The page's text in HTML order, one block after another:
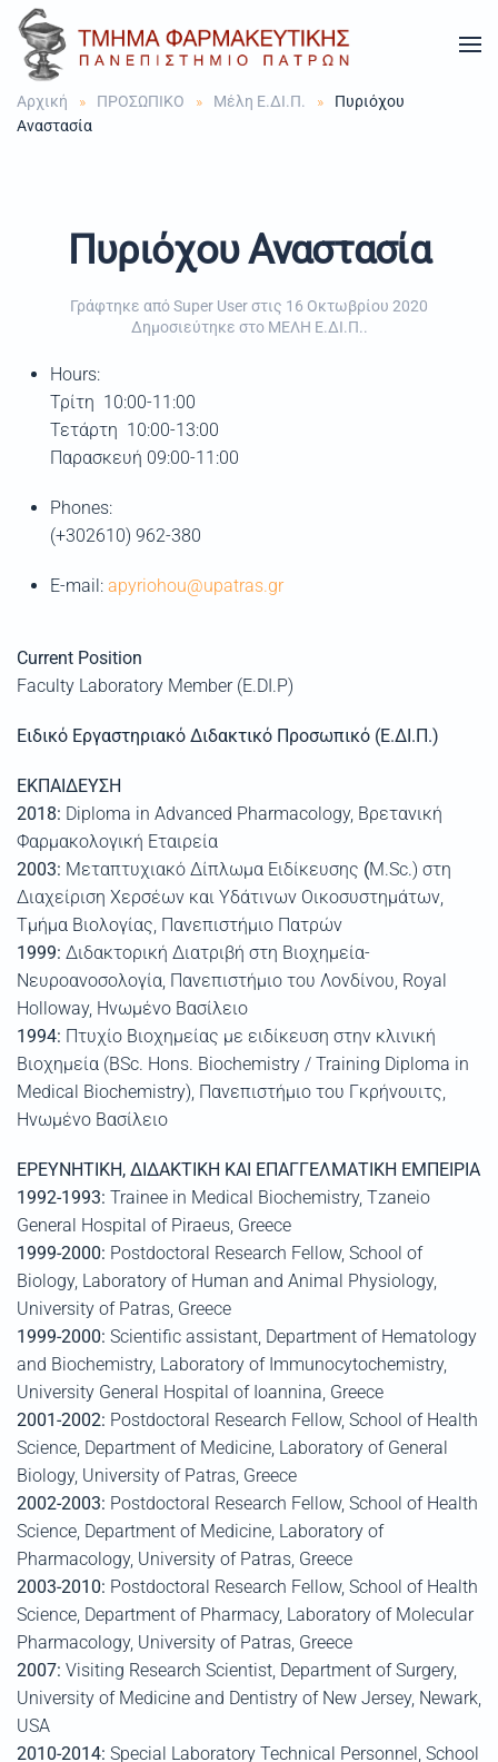
Skip to main content
Αρχική ΠΡΟΣΩΠΙΚΟ Μέλη Ε.ΔΙ.Π.
Πυριόχου
Αναστασία
Πυριόχου Αναστασία
Γράφτηκε από Super User στις 16 Οκτωβρίου 2020
Δημοσιεύτηκε στο ΜΕΛΗ Ε.ΔΙ.Π..
Hours:
Τρίτη 10:00-11:00
Τετάρτη 10:00-13:00
Παρασκευή 09:00-11:00
Phones:
(+302610) 962-380
E-mail: apyriohou@upatras.gr
Current Position
Faculty Laboratory Member (E.DI.P)
Ειδικό Εργαστηριακό Διδακτικό Προσωπικό (Ε.ΔΙ.Π.)
ΕΚΠΑΙΔΕΥΣΗ
2018: Diploma in Advanced Pharmacology, Βρετανική
Φαρμακολογική Εταιρεία
2003: Μεταπτυχιακό Δίπλωμα Ειδίκευσης (M.Sc.) στη
Διαχείριση Χερσέων και Υδάτινων Οικοσυστημάτων,
Τμήμα Βιολογίας, Πανεπιστήμιο Πατρών
1999: Διδακτορική Διατριβή στη Βιοχημεία-
Νευροανοσολογία, Πανεπιστήμιο του Λονδίνου, Royal
Holloway, Ηνωμένο Βασίλειο
1994: Πτυχίο Βιοχημείας με ειδίκευση στην κλινική
Βιοχημεία (BSc. Hons. Biochemistry / Training Diploma in
Medical Biochemistry), Πανεπιστήμιο του Γκρήνουιτς,
Ηνωμένο Βασίλειο
ΕΡΕΥΝΗΤΙΚΗ, ΔΙΔΑΚΤΙΚΗ ΚΑΙ ΕΠΑΓΓΕΛΜΑΤΙΚΗ ΕΜΠΕΙΡΙΑ
1992-1993: Trainee in Medical Biochemistry, Tzaneio
General Hospital of Piraeus, Greece
1999-2000: Postdoctoral Research Fellow, School of
Biology, Laboratory of Human and Animal Physiology,
University of Patras, Greece
1999-2000: Scientific assistant, Department of Hematology
and Biochemistry, Laboratory of Immunocytochemistry,
University General Hospital of Ioannina, Greece
2001-2002: Postdoctoral Research Fellow, School of Health
Science, Department of Medicine, Laboratory of General
Biology, University of Patras, Greece
2002-2003: Postdoctoral Research Fellow, School of Health
Science, Department of Medicine, Laboratory of
Pharmacology, University of Patras, Greece
2003-2010: Postdoctoral Research Fellow, School of Health
Science, Department of Pharmacy, Laboratory of Molecular
Pharmacology, University of Patras, Greece
2007: Visiting Research Scientist, Department of Surgery,
University of Medicine and Dentistry of New Jersey, Newark,
USA
2010-2014: Special Laboratory Technical Personnel, School